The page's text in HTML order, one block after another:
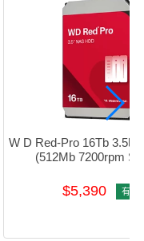
W D Red-Pro 16Tb 3.5吋
(512Mb 7200rpm
$5,390 有存